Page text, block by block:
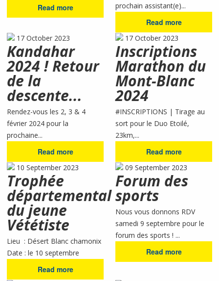
Read more
prochain assistant(e)...
Read more
17 October 2023
Kandahar
2024 ! Retour
de la
descente...
Rendez-vous les 2, 3 & 4
février 2024 pour la
prochaine...
Read more
17 October 2023
Inscriptions
Marathon du
Mont-Blanc
2024
#INSCRIPTIONS | Tirage au
sort pour le Duo Etoilé,
23km,...
Read more
10 September 2023
Trophée
départemental
du jeune
Vététiste
Lieu : Désert Blanc chamonix
Date : le 10 septembre
Read more
09 September 2023
Forum des
sports
Nous vous donnons RDV
samedi 9 septembre pour le
forum des sports ! ...
Read more